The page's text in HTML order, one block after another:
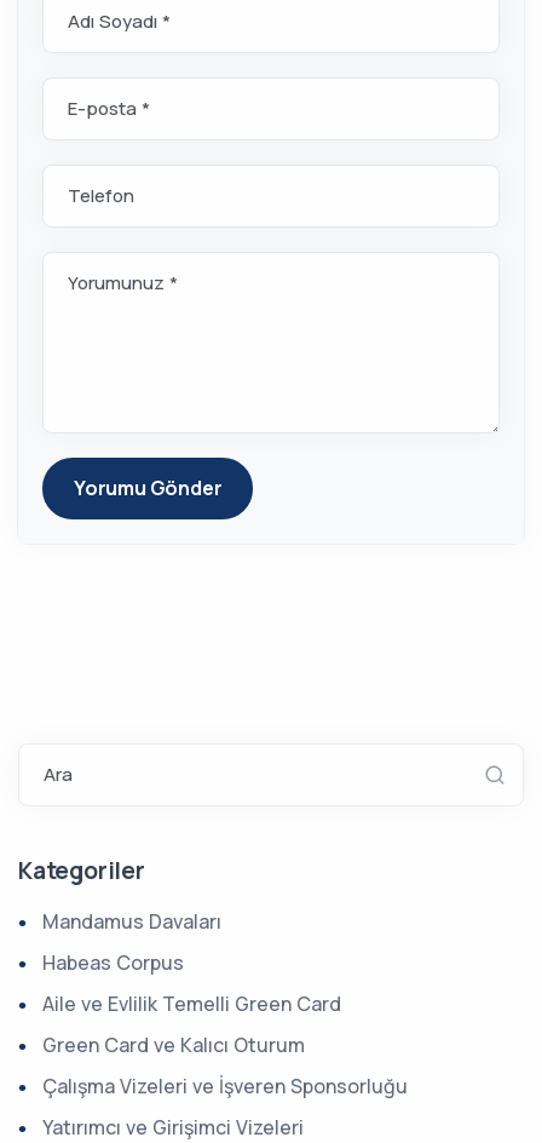
Adı Soyadı *
E-posta *
Telefon
Yorumunuz *
Yorumu Gönder
Ara
Kategoriler
Mandamus Davaları
Habeas Corpus
Aile ve Evlilik Temelli Green Card
Green Card ve Kalıcı Oturum
Çalışma Vizeleri ve İşveren Sponsorluğu
Yatırımcı ve Girişimci Vizeleri